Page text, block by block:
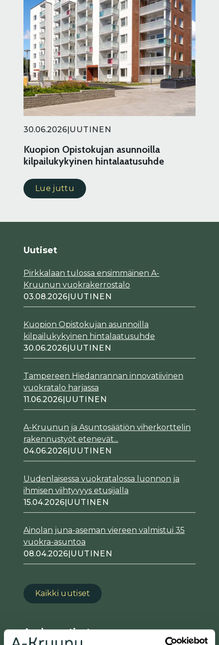
30.06.2026 UUTINEN
Kuopion Opistokujan asunnoilla
kilpailukykyinen hintalaatusuhde
Lue juttu
Uutiset
Pirkkalaan tulossa ensimmäinen A-
Kruunun vuokrakerrostalo
03.08.2026 UUTINEN
Kuopion Opistokujan asunnoilla
kilpailukykyinen hintalaatusuhde
30.06.2026 UUTINEN
Tampereen Hiedanrannan innovatiivinen
vuokratalo harjassa
11.06.2026 UUTINEN
A-Kruunun ja Asuntosäätiön viherkorttelin
rakennustyöt etenevät...
04.06.2026 UUTINEN
Uudenlaisessa vuokratalossa luonnon ja
ihmisen viihtyvyys etusijalla
15.04.2026 UUTINEN
Ainolan juna-aseman viereen valmistui 35
vuokra-asuntoa
08.04.2026 UUTINEN
Kaikki uutiset
Asukasuutiset